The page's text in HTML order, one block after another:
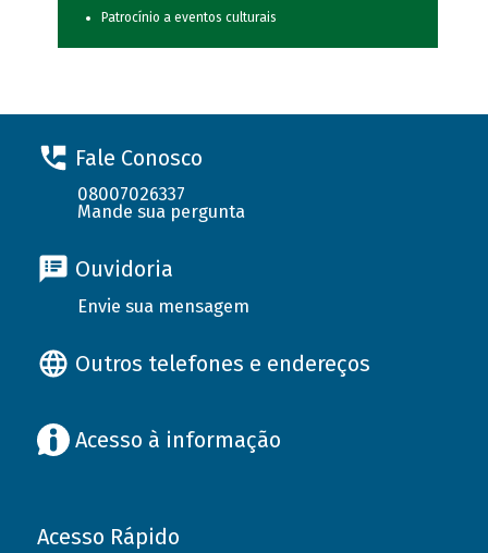
Patrocínio a eventos culturais
Fale Conosco
08007026337
Mande sua pergunta
Ouvidoria
Envie sua mensagem
Outros telefones e endereços
Acesso à informação
Acesso Rápido